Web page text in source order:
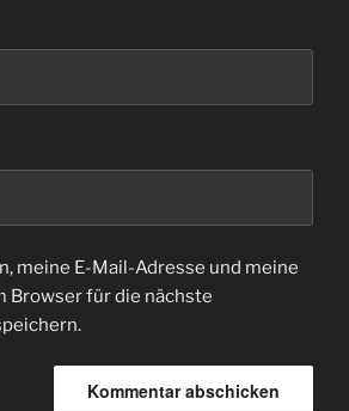
meine E-Mail-Adresse und meine
Browser für die nächste